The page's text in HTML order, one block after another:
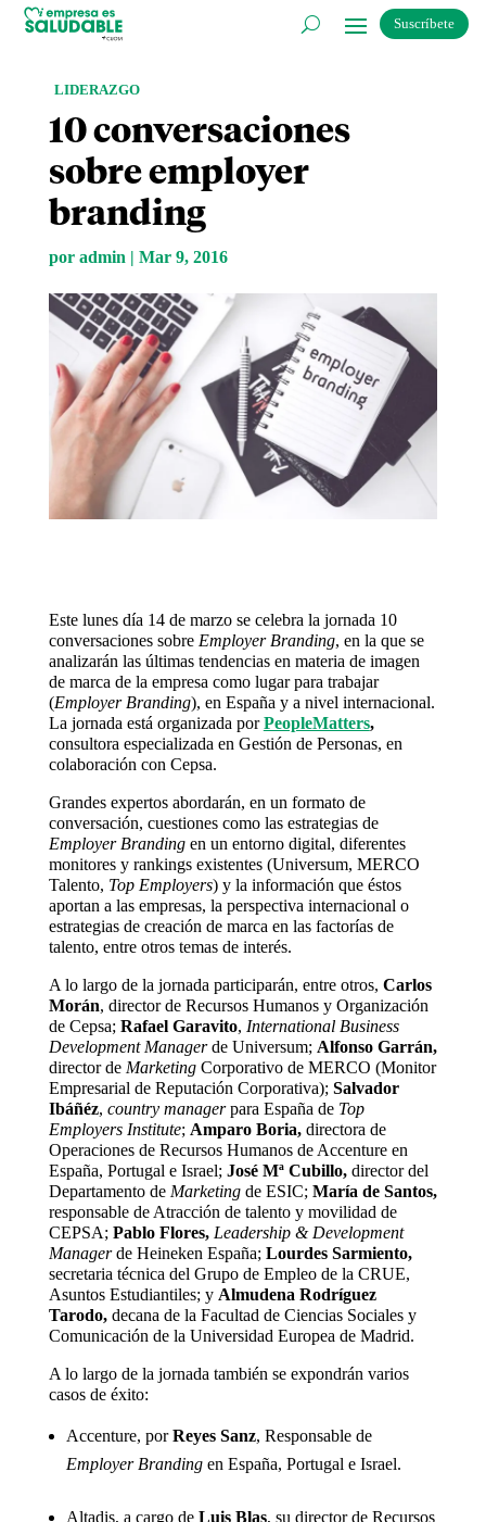
Suscríbete
LIDERAZGO
10 conversaciones
sobre employer
branding
por admin | Mar 9, 2016
Este lunes día 14 de marzo se celebra la jornada 10
conversaciones sobre Employer Branding, en la que se
analizarán las últimas tendencias en materia de imagen
de marca de la empresa como lugar para trabajar
(Employer Branding), en España y a nivel internacional.
La jornada está organizada porPeopleMatters,
consultora especializada en Gestión de Personas, en
colaboración con Cepsa.
Grandes expertos abordarán, en un formato de
conversación, cuestiones como las estrategias de
Employer Brandingen un entorno digital, diferentes
monitores y rankings existentes (Universum, MERCO
Talento, Top Employers) y la información que éstos
aportan a las empresas, la perspectiva internacional o
estrategias de creación de marca en las factorías de
talento, entre otros temas de interés.
A lo largo de la jornada participarán, entre otros, Carlos
Morán, director de Recursos Humanos y Organización
de Cepsa; Rafael Garavito, International Business
Development Managerde Universum; Alfonso Garrán,
director de MarketingCorporativo de MERCO (Monitor
Empresarial de Reputación Corporativa); Salvador
Ibáñéz, country managerpara España deTop
Employers Institute; Amparo Boria,directora de
Operaciones de Recursos Humanos de Accenture en
España, Portugal e Israel; José Mª Cubillo, director del
Departamento de Marketingde ESIC; María de Santos,
responsable de Atracción de talento y movilidad de
CEPSA; Pablo Flores, Leadership & Development
Managerde Heineken España; Lourdes Sarmiento,
secretaria técnica del Grupo de Empleo de la CRUE,
Asuntos Estudiantiles; y Almudena Rodríguez
Tarodo, decana de la Facultad de Ciencias Sociales y
Comunicación de la Universidad Europea de Madrid.
A lo largo de la jornada también se expondrán varios
casos de éxito:
Accenture, porReyes Sanz, Responsable de
Employer Branding en España, Portugal e Israel.
Altadis, a cargo de Luis Blas, su director de Recursos